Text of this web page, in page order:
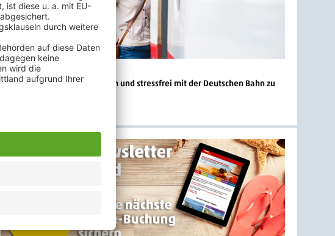
Rail&Fly inklusive
Kommen Sie umsonst, bequem und stressfrei mit der Deutschen Bahn zu